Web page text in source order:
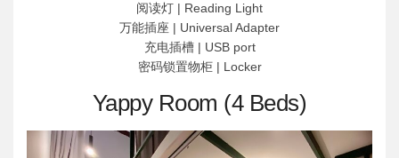
阅读灯 | Reading Light
万能插座 | Universal Adapter
充电插槽 | USB port
密码锁置物柜 | Locker
Yappy Room (4 Beds)